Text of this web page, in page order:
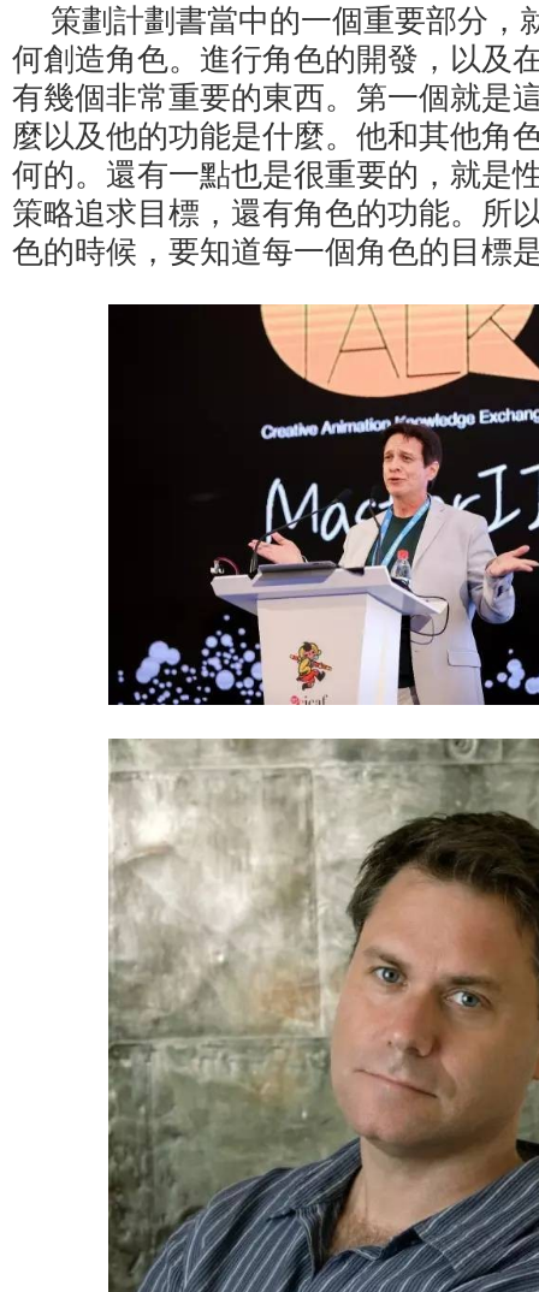
策劃計劃書當中的一個重要部分，
何創造角色。進行角色的開發，以及
有幾個非常重要的東西。第一個就是
麼以及他的功能是什麼。他和其他角
何的。還有一點也是很重要的，就是
策略追求目標，還有角色的功能。所
色的時候，要知道每一個角色的目標